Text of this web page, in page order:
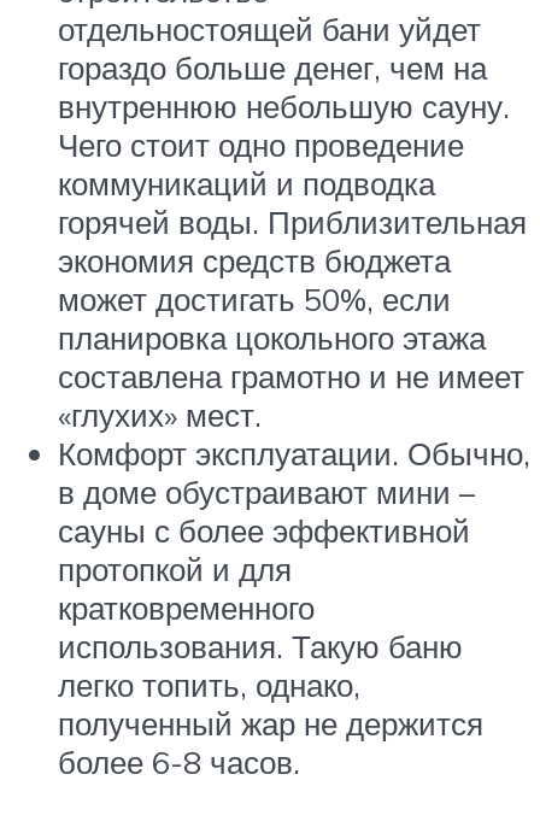
отдельностоящей бани уйдет
гораздо больше денег, чем на
внутреннюю небольшую сауну.
Чего стоит одно проведение
коммуникаций и подводка
горячей воды. Приблизительная
экономия средств бюджета
может достигать 50%, если
планировка цокольного этажа
составлена грамотно и не имеет
«глухих» мест.
Комфорт эксплуатации. Обычно,
в доме обустраивают мини –
сауны с более эффективной
протопкой и для
кратковременного
использования. Такую баню
легко топить, однако,
полученный жар не держится
более 6-8 часов.